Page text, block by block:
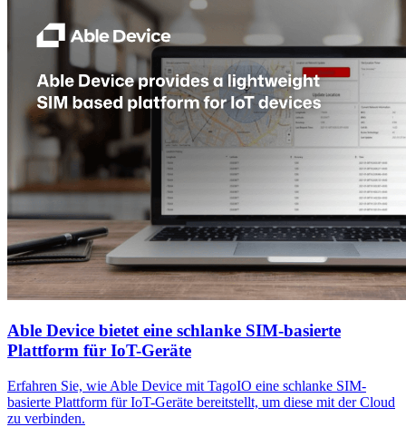
Able Device bietet eine schlanke SIM-basierte
Plattform für IoT-Geräte
Erfahren Sie, wie Able Device mit TagoIO eine schlanke SIM-
basierte Plattform für IoT-Geräte bereitstellt, um diese mit der Cloud
zu verbinden.